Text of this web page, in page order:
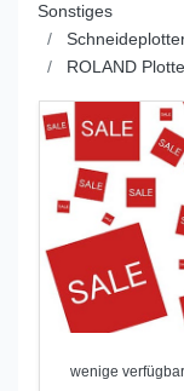
Sonstiges
ROLAND
wenige verfügbar